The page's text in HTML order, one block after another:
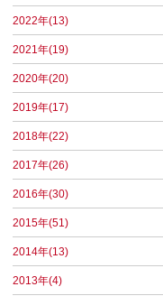
2022年(13)
2021年(19)
2020年(20)
2019年(17)
2018年(22)
2017年(26)
2016年(30)
2015年(51)
2014年(13)
2013年(4)